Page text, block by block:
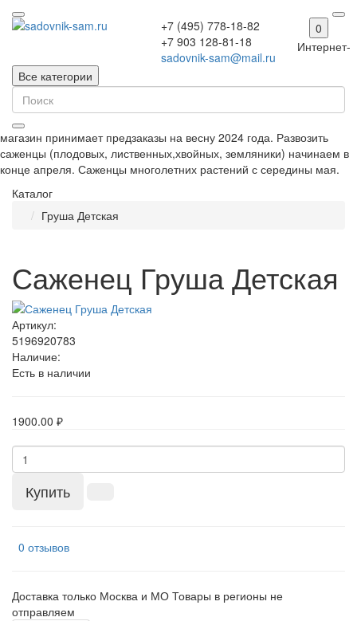
+7 (495) 778-18-82
+7 903 128-81-18
sadovnik-sam@mail.ru
0
Все категории
Интернет-
магазин принимает предзаказы на весну 2024 года. Развозить
саженцы (плодовых, лиственных,хвойных, земляники) начинаем в
конце апреля. Саженцы многолетних растений с середины мая.
Каталог
Груша Детская
Саженец Груша Детская
Артикул:
5196920783
Наличие:
Есть в наличии
1900.00 ₽
Купить
0 отзывов
Доставка только Москва и МО Товары в регионы не
отправляем